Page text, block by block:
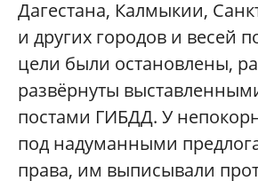
Дагестана, Калмыкии,
и других городов и весей
цели были остановлены,
развёрнуты
постами ГИБДД. У
под надуманными
права, им выписывали